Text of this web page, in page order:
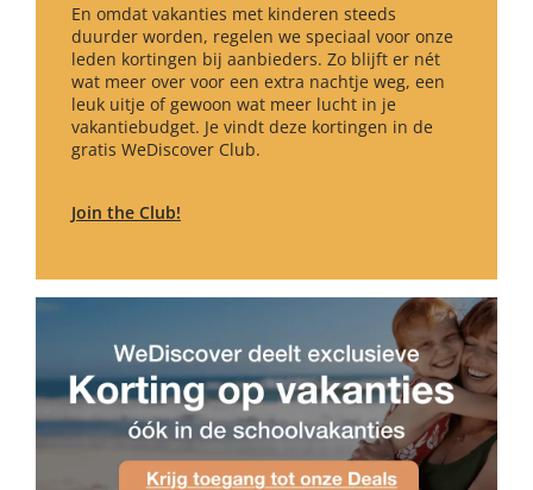
En omdat vakanties met kinderen steeds
duurder worden, regelen we speciaal voor onze
leden kortingen bij aanbieders. Zo blijft er nét
wat meer over voor een extra nachtje weg, een
leuk uitje of gewoon wat meer lucht in je
vakantiebudget. Je vindt deze kortingen in de
gratis WeDiscover Club.
Join the Club!